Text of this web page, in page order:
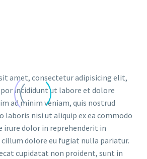
amet, consectetur adipisicing elit,
incididunt ut labore et dolore
ad minim veniam, quis nostrud
laboris nisi ut aliquip ex ea commodo
irure dolor in reprehenderit in
dolore eu fugiat nulla pariatur.
cupidatat non proident, sunt in